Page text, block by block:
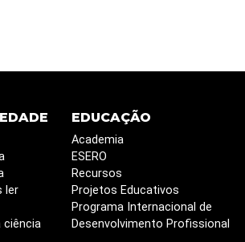
ler
ciência
EDUCAÇÃO
Academia
ESERO
Recursos
Projetos Educativos
Programa Internacional de
Desenvolvimento Profissional